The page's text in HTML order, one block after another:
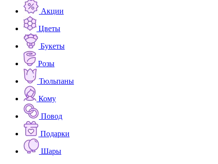
Акции
Цветы
Букеты
Розы
Тюльпаны
Кому
Повод
Подарки
Шары